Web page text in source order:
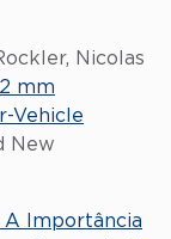
Nicolas
mm
Vehicle
New
A Importância